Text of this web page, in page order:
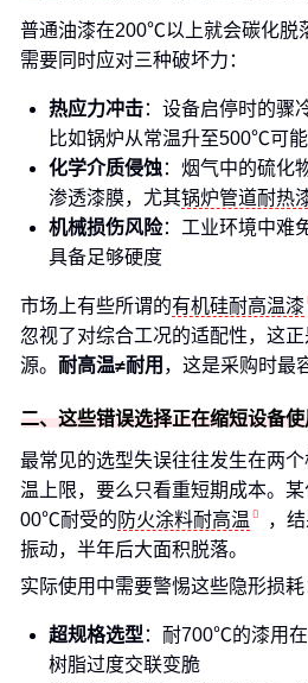
普通油漆在200℃以上就会碳化脱
需要同时应对三种破坏力：
热应力冲击：设备启停时的骤
比如锅炉从常温升至500℃可
化学介质侵蚀：烟气中的硫化
渗透漆膜，尤其锅炉管道耐热
机械损伤风险：工业环境中难
具备足够硬度
市场上有些所谓的有机硅耐高温漆
忽视了对综合工况的适配性，这
源。 耐高温≠耐用 ，这是采购时最
二、这些错误选择正在缩短设备
最常见的选型失误往往发生在两
温上限，要么只看重短期成本。
00℃耐受的 防火涂料耐高温
，
振动，半年后大面积脱落。
实际使用中需要警惕这些隐形损耗
超规格选型 ：耐700℃的漆用
树脂过度交联变脆